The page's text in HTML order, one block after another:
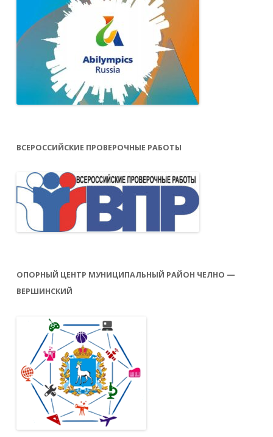
ВСЕРОССИЙСКИЕ ПРОВЕРОЧНЫЕ РАБОТЫ
ОПОРНЫЙ ЦЕНТР МУНИЦИПАЛЬНЫЙ РАЙОН ЧЕЛНО —
ВЕРШИНСКИЙ